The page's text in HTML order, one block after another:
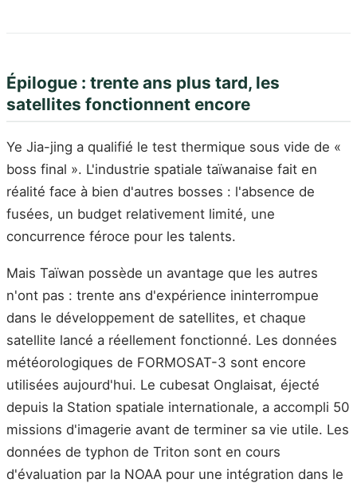
Épilogue : trente ans plus tard, les
satellites fonctionnent encore
Ye Jia-jing a qualifié le test thermique sous vide de «
boss final ». L'industrie spatiale taïwanaise fait en
réalité face à bien d'autres bosses : l'absence de
fusées, un budget relativement limité, une
concurrence féroce pour les talents.
Mais Taïwan possède un avantage que les autres
n'ont pas : trente ans d'expérience ininterrompue
dans le développement de satellites, et chaque
satellite lancé a réellement fonctionné. Les données
météorologiques de FORMOSAT-3 sont encore
utilisées aujourd'hui. Le cubesat Onglaisat, éjecté
depuis la Station spatiale internationale, a accompli 50
missions d'imagerie avant de terminer sa vie utile. Les
données de typhon de Triton sont en cours
d'évaluation par la NOAA pour une intégration dans le